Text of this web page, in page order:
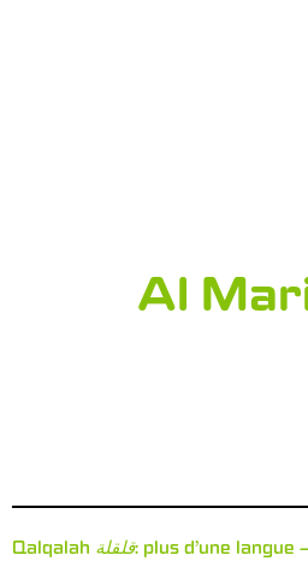
Al
Qalqalah قلقلة: plus d’une langue